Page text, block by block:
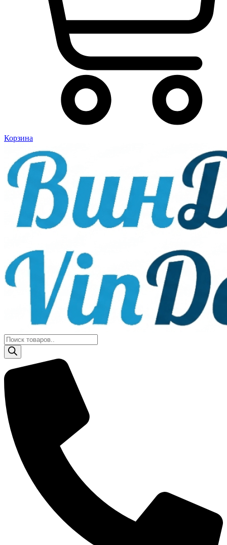
Корзина
Поиск
товаров